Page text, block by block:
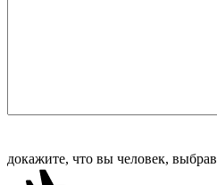
докажите, что вы человек, выбрав